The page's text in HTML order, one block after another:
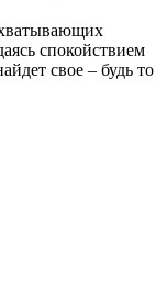
спокойствием
свое – будь то